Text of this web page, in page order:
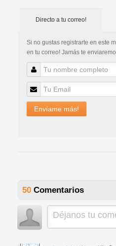
Directo a tu correo!
Si no gustas registrarte en este
en tu correo! Jamás te
Envíame más!
50 Comentarios